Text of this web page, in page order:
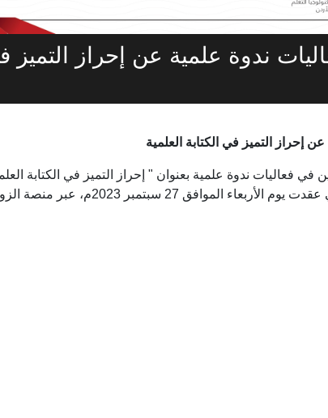
ندوة علمية عن إحراز التميز
إحراز التميز في الكتابة العلمية
فعاليات ندوة علمية بعنوان " إحراز التميز في الكتابة
الموافق 27 سبتمبر 2023م، عبر منصة الزووم.